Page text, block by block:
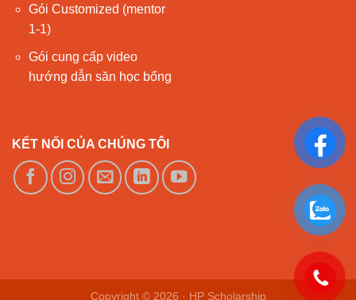
Gói Customized (mentor
1-1)
Gói cung cấp video
hướng dẫn săn học bổng
KẾT NỐI CỦA CHÚNG TÔI
Copyright © 2026 · HP Scholarship